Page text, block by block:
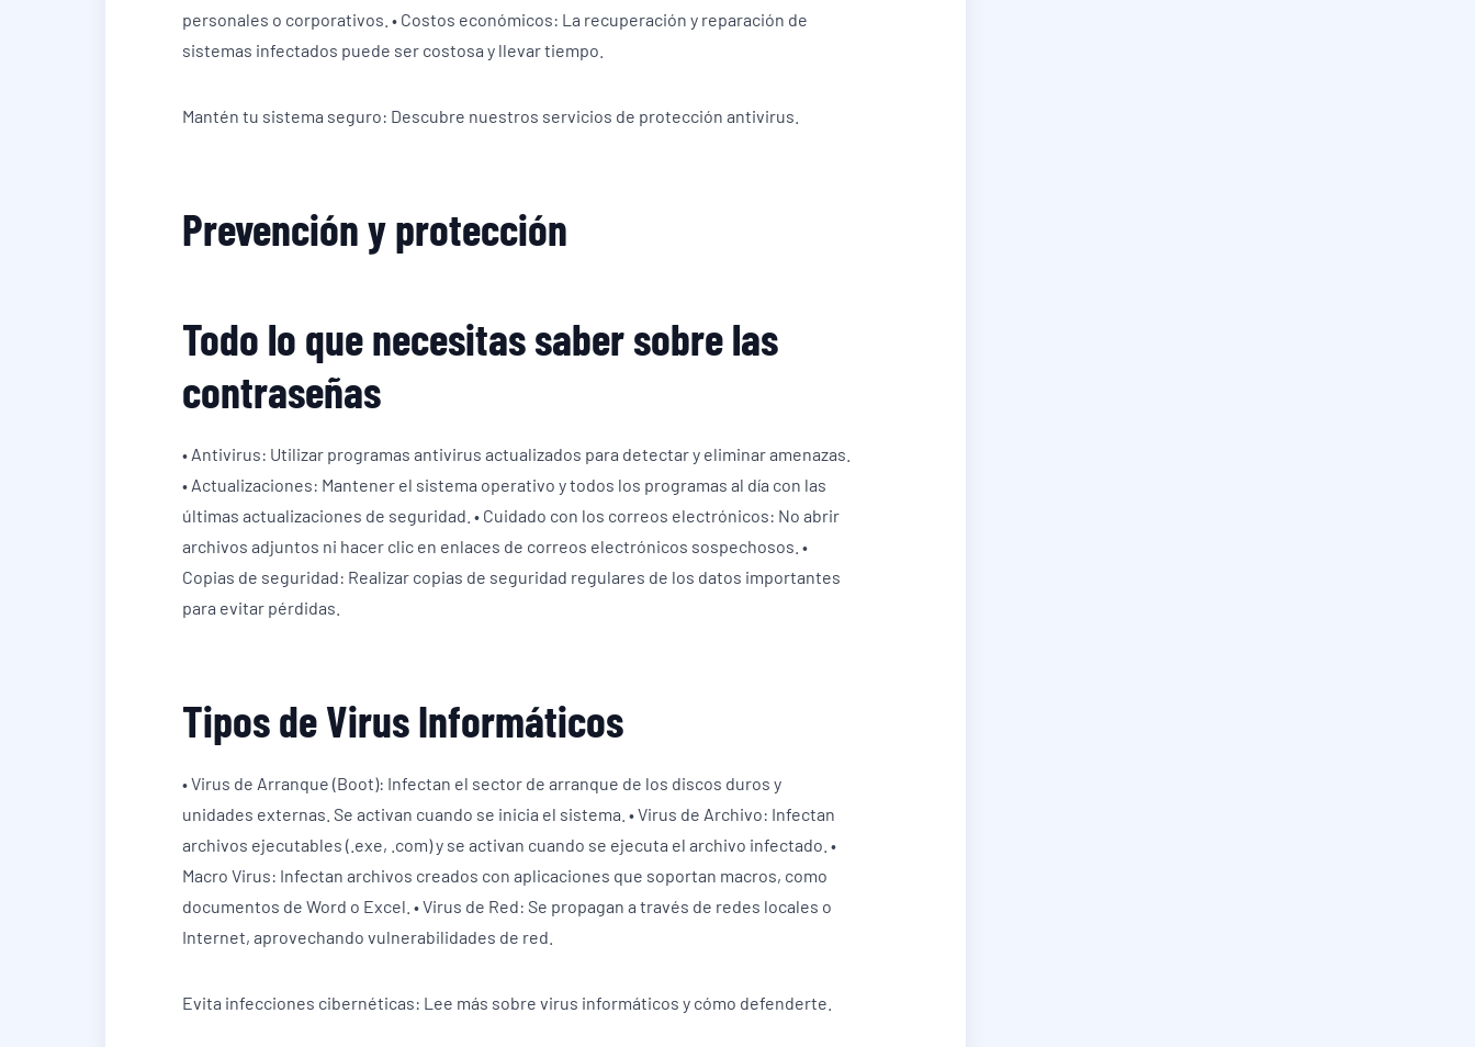
personales o corporativos. • Costos económicos: La recuperación y reparación de
sistemas infectados puede ser costosa y llevar tiempo.
Mantén tu sistema seguro: Descubre nuestros servicios de protección antivirus.
Prevención y protección
Todo lo que necesitas saber sobre las
contraseñas
• Antivirus: Utilizar programas antivirus actualizados para detectar y eliminar amenazas.
• Actualizaciones: Mantener el sistema operativo y todos los programas al día con las
últimas actualizaciones de seguridad. • Cuidado con los correos electrónicos: No abrir
archivos adjuntos ni hacer clic en enlaces de correos electrónicos sospechosos. •
Copias de seguridad: Realizar copias de seguridad regulares de los datos importantes
para evitar pérdidas.
Tipos de Virus Informáticos
• Virus de Arranque (Boot): Infectan el sector de arranque de los discos duros y
unidades externas. Se activan cuando se inicia el sistema. • Virus de Archivo: Infectan
archivos ejecutables (.exe, .com) y se activan cuando se ejecuta el archivo infectado. •
Macro Virus: Infectan archivos creados con aplicaciones que soportan macros, como
documentos de Word o Excel. • Virus de Red: Se propagan a través de redes locales o
Internet, aprovechando vulnerabilidades de red.
Evita infecciones cibernéticas: Lee más sobre virus informáticos y cómo defenderte.